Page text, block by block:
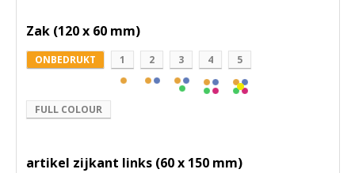
Zak (120 x 60 mm)
ONBEDRUKT 1 2 3 4 5
FULL COLOUR
artikel zijkant links (60 x 150 mm)